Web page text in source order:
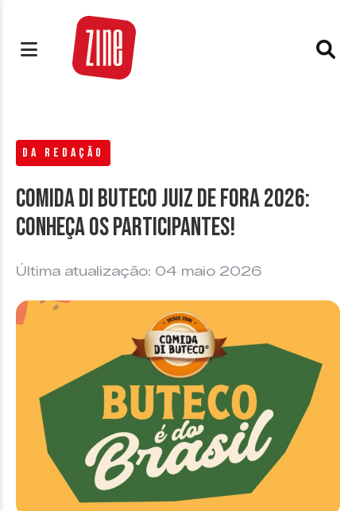
DA REDAÇÃO
Comida di Buteco Juiz de Fora 2026:
conheça os participantes!
Última atualização: 04 maio 2026